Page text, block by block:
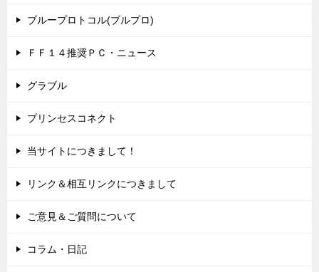
ブループロトコル(ブルプロ)
ＦＦ１４推奨ＰＣ・ニュース
グラブル
プリンセスコネクト
当サイトにつきまして！
リンク＆相互リンクにつきまして
ご意見＆ご質問について
コラム・日記